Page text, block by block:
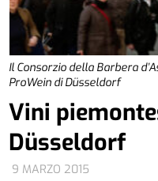
Il Consorzio della Barbera
ProWein di Düsseldorf
9 MARZO 2015
Vini
Düsseldorf